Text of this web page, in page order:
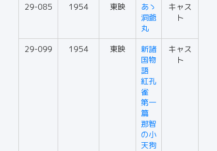
29-085 1954 東映
あゝ
洞爺
丸
キャス
ト
29-099 1954 東映
新諸
国物
語
紅孔
雀
第一
篇
那智
の小
天狗
キャス
ト